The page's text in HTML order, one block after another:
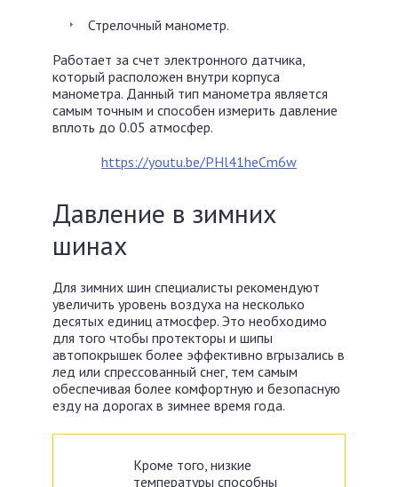
Стрелочный манометр.
Работает за счет электронного датчика,
который расположен внутри корпуса
манометра. Данный тип манометра является
самым точным и способен измерить давление
вплоть до 0.05 атмосфер.
https://youtu.be/PHl41heCm6w
Давление в зимних
шинах
Для зимних шин специалисты рекомендуют
увеличить уровень воздуха на несколько
десятых единиц атмосфер. Это необходимо
для того чтобы протекторы и шипы
автопокрышек более эффективно вгрызались в
лед или спрессованный снег, тем самым
обеспечивая более комфортную и безопасную
езду на дорогах в зимнее время года.
Кроме того, низкие
температуры способны